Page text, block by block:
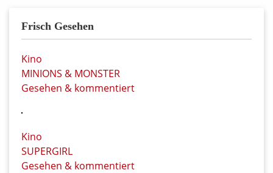
Frisch Gesehen
Kino
MINIONS & MONSTER
Gesehen & kommentiert
Kino
SUPERGIRL
Gesehen & kommentiert